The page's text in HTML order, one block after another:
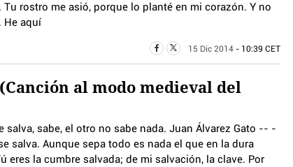
Tu rostro me asió, porque lo planté en mi corazón. Y no
He aquí
15 Dic 2014 - 10:39 CET
al modo medieval del
salva, sabe, el otro no sabe nada. Juan Álvarez Gato -- -
Aunque sepa todo es nada el que en la dura
eres la cumbre salvada; de mi salvación, la clave. Por